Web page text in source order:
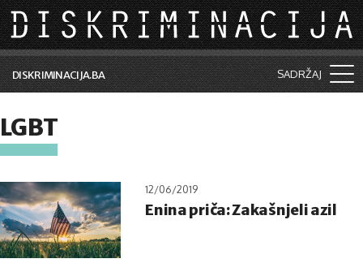
Skip to main content
DISKRIMINACIJA.BA SADRŽAJ
Vijesti i događaji
Kolumne
Lične priče
LGBT
12/06/2019
Enina priča: Zakašnjeli azil